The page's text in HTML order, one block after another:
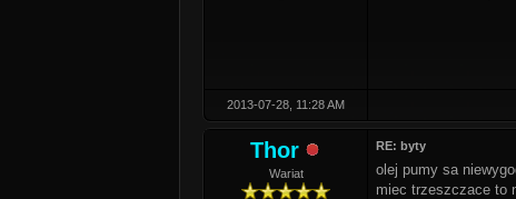
2013-07-28, 11:28 AM
Thor
Wariat
RE: byty
olej pumy sa
miec trzeszczace to